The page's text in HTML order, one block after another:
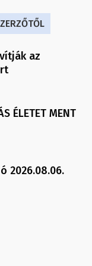
az
ÉLETET MENT
2026.08.06.